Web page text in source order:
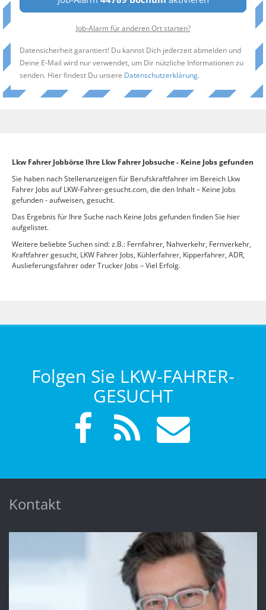
Job-Alarm für anderen Ort starten?
Datensicherheit garantiert! Du kannst Dich jederzeit abmelden und
Deine E-Mail wird nur verwendet, um Dir nützliche Informationen zu
senden. Hier findest Du unsere Datenschutzerklärung.
Lkw Fahrer Jobbörse Ihre Lkw Fahrer Jobsuche - Keine Jobs gefunden
Sie haben nach Stellenanzeigen für Berufskraftfahrer im Bereich Lkw
Fahrer Jobs auf LKW-Fahrer-gesucht.com, die den Inhalt – Keine Jobs
gefunden - aufweisen, gesucht.
Das Ergebnis für Ihre Suche nach Keine Jobs gefunden finden Sie hier
aufgelistet.
Weitere beliebte Suchen sind: z.B.: Fernfahrer, Nahverkehr, Fernverkehr,
Kraftfahrer gesucht, LKW Fahrer Jobs, Kühlerfahrer, Kipperfahrer, ADR,
Auslieferungsfahrer oder Trucker Jobs – Viel Erfolg.
Folgen Sie LKW-FAHRER-
GESUCHT
Kontakt